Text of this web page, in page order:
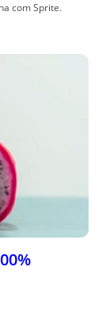
com Sprite.